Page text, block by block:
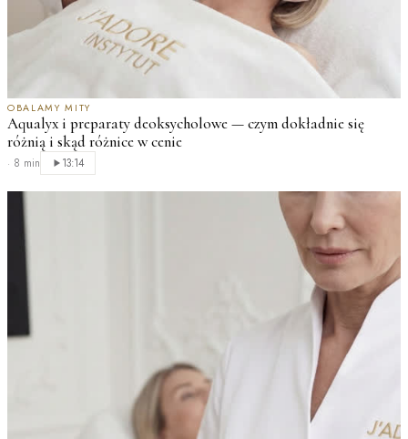
OBALAMY MITY
Aqualyx i preparaty deoksycholowe — czym dokładnie się
różnią i skąd różnice w cenie
· 8 min 13:14